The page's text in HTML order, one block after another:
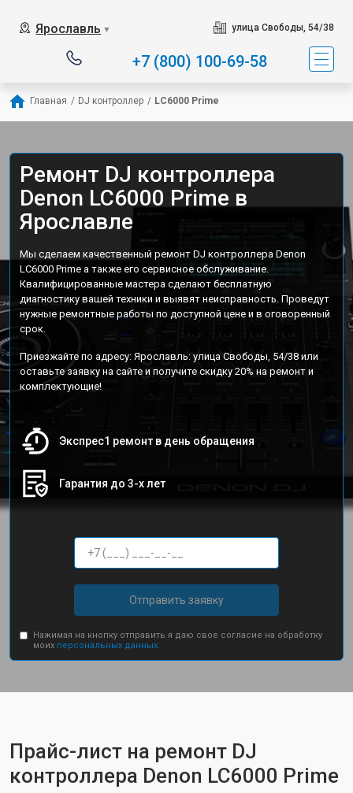
Ярославль ▼ улица Свободы, 54/38
+7 (800) 100-69-58
Главная / DJ контроллер / LC6000 Prime
Ремонт DJ контроллера
Denon LC6000 Prime в
Ярославле
Мы сделаем качественный ремонт DJ контроллера Denon
LC6000 Prime а также его сервисное обслуживание.
Квалифицированные мастера сделают бесплатную
диагностику вашей техники и выявят неисправность. Проведут
нужные ремонтные работы по доступной цене и в оговоренный
срок.
Приезжайте по адресу: Ярославль: улица Свободы, 54/38 или
оставьте заявку на сайте и получите скидку 20% на ремонт и
комплектующие!
Экспрес1 ремонт в день обращения
Гарантия до 3-х лет
Отправить заявку
Нажимая на кнопку отправить я даю свое согласие на обработку
моих персональных данных.
Прайс-лист на ремонт DJ
контроллера Denon LC6000 Prime